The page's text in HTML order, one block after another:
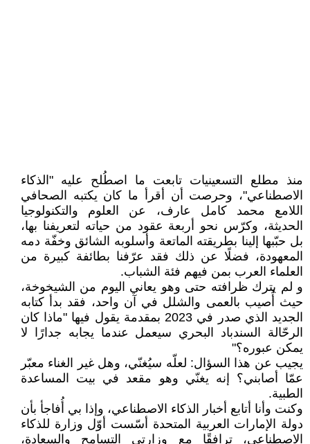
منذ مطلع التسعينيات تابعت ما اصطُلح عليه "الذكاء
الاصطناعي"، وحرصت أن أقرأ ما كان يكتبه الصحافي
اللامع محمد كامل عارف، عن العلوم والتكنولوجيا
الحديثة، وكرّس نحو أربعة عقود من حياته لتعريفنا بها،
بل حبّبها إلينا بطريقته الماتعة وأسلوبه الشائق وخفّة دمه
المعهودة، فضلًا عن ذلك فقد عرّفنا بطائفة كبيرة من
العلماء العرب بمن فيهم فئة الشباب.
و لم يترك ظرافته حتى وهو يعاني اليوم من الشيخوخة،
حيث أُصيب بالعمى والشلل في آن واحد، فقد بدأ كتابه
الجديد الذي صدر في 2023 بمقدمة يقول فيها "ماذا كان
الرحّالة السندباد البحري سيعمل عندما يجابه جدارًا لا
يمكن عبوره؟"
يجيب عن هذا السؤال: لعلّه سيُغنّي، وهل غير الغناء معبّر
عمّا أصابني؟ إنه يغنّي وهو مقعد في بيت المساعدة
الطبية.
وكنت وأنا أتابع أخبار الذكاء الاصطناعي، وإذا بي أُفاجأ بأن
دولة الإمارات العربية المتحدة أسّست أوّل وزارة للذكاء
الاصطناعي، ترافقًا مع وزارتي التسامح والسعادة،